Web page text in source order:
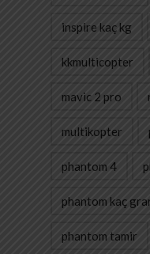
inspire kaç kg
kkmulticopter
mavic 2 pro
multikopter
phantom 4
phantom kaç
phantom tamir